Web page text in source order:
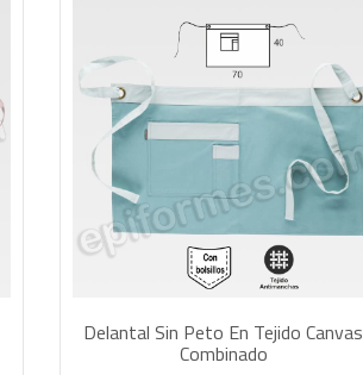
Delantal Sin Peto En Tejido Canvas
Combinado